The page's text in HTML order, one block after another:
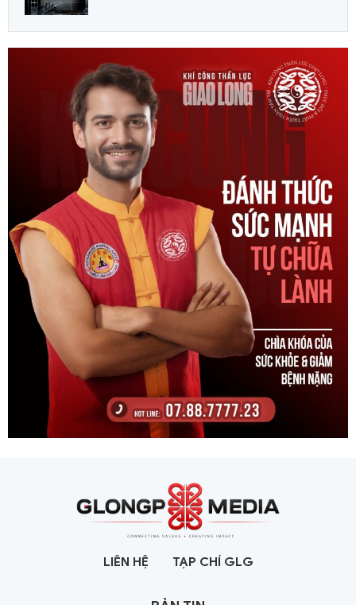
LIÊN HỆ TẠP CHÍ GLG